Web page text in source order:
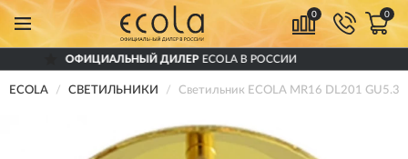
0 0
ДИЛЕРECOLA В РОССИИ
ECOLA СВЕТИЛЬНИКИ Светильник ECOLA MR16 DL201 GU5.3